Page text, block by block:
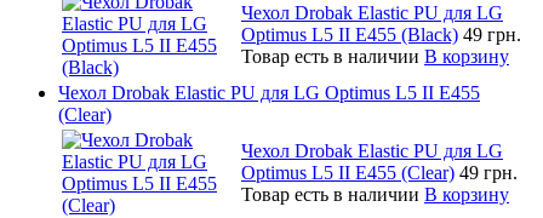
Чехол Drobak Elastic PU для LG
Optimus L5 II E455 (Black) 49 грн.
Товар есть в наличии В корзину
Чехол Drobak Elastic PU для LG Optimus L5 II E455
(Clear)
Чехол Drobak Elastic PU для LG
Optimus L5 II E455 (Clear) 49 грн.
Товар есть в наличии В корзину